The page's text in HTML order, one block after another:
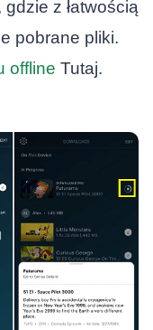
gdzie z łatwością
pobrane pliki.
offline Tutaj.